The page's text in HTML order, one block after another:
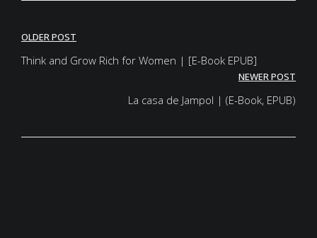
Post
navigation
OLDER POST
Think and Grow Rich for Women | [E-Book EPUB]
NEWER POST
La casa de Jampol | (E-Book, EPUB)